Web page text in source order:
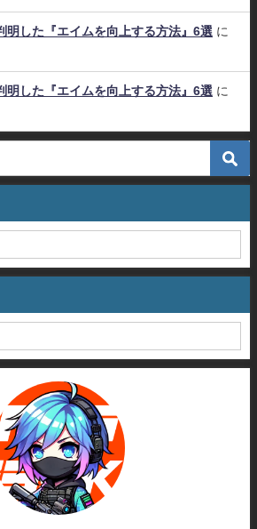
明した『エイムを向上する方法』6選 に
明した『エイムを向上する方法』6選 に